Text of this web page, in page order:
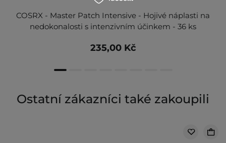
COSRX - Master Patch Intensive - Hojivé náplasti na
nedokonalosti s intenzivním účinkem - 36 ks
235,00 Kč
Ostatní zákazníci také zakoupili